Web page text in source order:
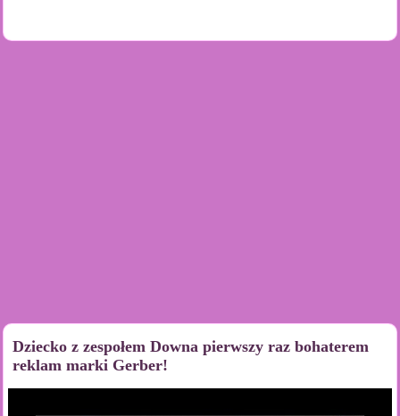
Dziecko z zespołem Downa pierwszy raz bohaterem
reklam marki Gerber!